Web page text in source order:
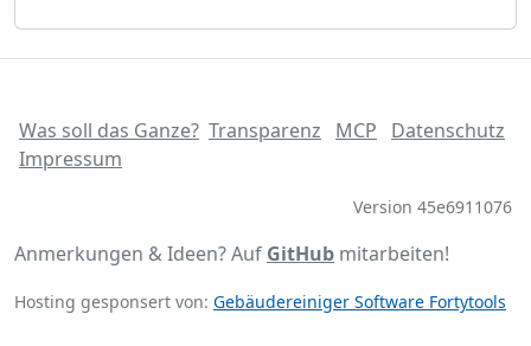
Was soll das Ganze? Transparenz MCP
Datenschutz
Impressum
Version 45e6911076
Anmerkungen & Ideen? Auf GitHub mitarbeiten!
Hosting gesponsert von: Gebäudereiniger Software Fortytools